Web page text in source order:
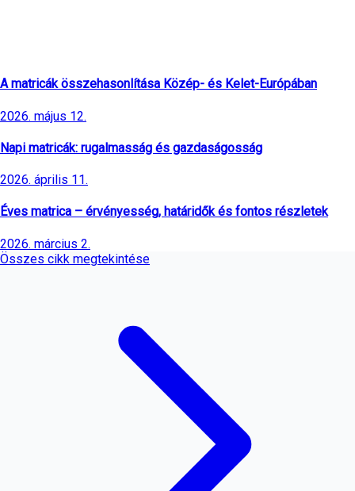
A matricák összehasonlítása Közép- és Kelet-Európában
2026. május 12.
Napi matricák: rugalmasság és gazdaságosság
2026. április 11.
Éves matrica – érvényesség, határidők és fontos részletek
2026. március 2.
Összes cikk megtekintése